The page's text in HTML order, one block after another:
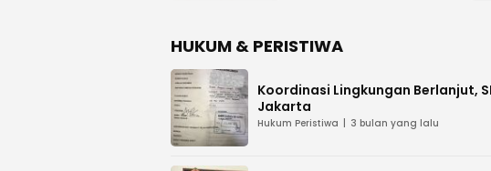
HUKUM & PERISTIWA
Koordinasi Lingkungan Berlanjut,
Jakarta
Hukum Peristiwa 3 bulan yang lalu